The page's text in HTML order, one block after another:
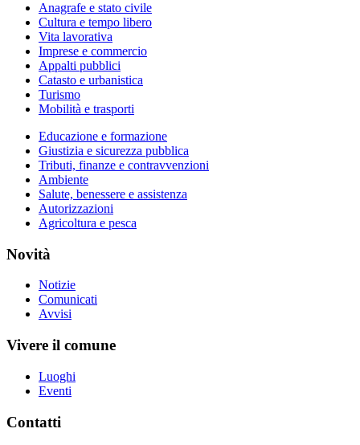
Anagrafe e stato civile
Cultura e tempo libero
Vita lavorativa
Imprese e commercio
Appalti pubblici
Catasto e urbanistica
Turismo
Mobilità e trasporti
Educazione e formazione
Giustizia e sicurezza pubblica
Tributi, finanze e contravvenzioni
Ambiente
Salute, benessere e assistenza
Autorizzazioni
Agricoltura e pesca
Novità
Notizie
Comunicati
Avvisi
Vivere il comune
Luoghi
Eventi
Contatti